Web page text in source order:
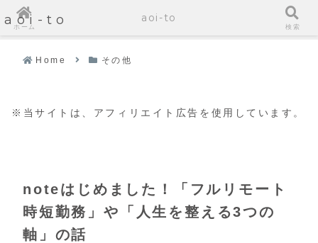
aoi-to
Home その他
noteはじめました！「フルリモート
時短勤務」や「人生を整える3つの
軸」の話
※当サイトは、アフィリエイト広告を使用しています。
ホーム
aoi-to
検索